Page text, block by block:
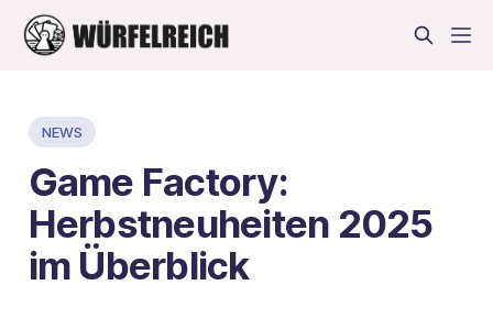
NEWS
Game Factory:
Herbstneuheiten 2025
im Überblick